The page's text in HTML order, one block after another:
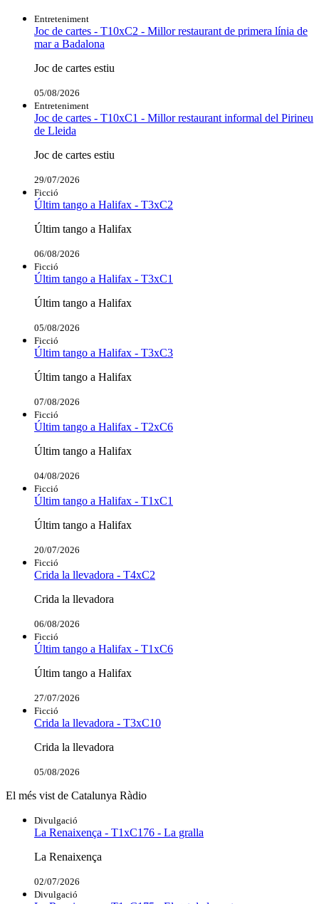
Entreteniment
Joc de cartes - T10xC2 - Millor restaurant de primera línia de
mar a Badalona
Joc de cartes estiu
05/08/2026
Entreteniment
Joc de cartes - T10xC1 - Millor restaurant informal del Pirineu
de Lleida
Joc de cartes estiu
29/07/2026
Ficció
Últim tango a Halifax - T3xC2
Últim tango a Halifax
06/08/2026
Ficció
Últim tango a Halifax - T3xC1
Últim tango a Halifax
05/08/2026
Ficció
Últim tango a Halifax - T3xC3
Últim tango a Halifax
07/08/2026
Ficció
Últim tango a Halifax - T2xC6
Últim tango a Halifax
04/08/2026
Ficció
Últim tango a Halifax - T1xC1
Últim tango a Halifax
20/07/2026
Ficció
Crida la llevadora - T4xC2
Crida la llevadora
06/08/2026
Ficció
Últim tango a Halifax - T1xC6
Últim tango a Halifax
27/07/2026
Ficció
Crida la llevadora - T3xC10
Crida la llevadora
05/08/2026
El més vist de Catalunya Ràdio
Divulgació
La Renaixença - T1xC176 - La gralla
La Renaixença
02/07/2026
Divulgació